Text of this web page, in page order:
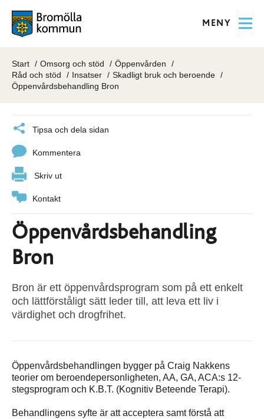
MENY
Start Omsorg och stöd
Öppenvården
Råd och stöd
Insatser
Skadligt bruk och beroende
Öppenvårdsbehandling Bron
Tipsa och dela sidan
Kommentera
Skriv ut
Kontakt
Öppenvårdsbehandling
Bron
Bron är ett öppenvårdsprogram som på ett enkelt
och lättförståligt sätt leder till, att leva ett liv i
värdighet och drogfrihet.
Öppenvårdsbehandlingen bygger på Craig Nakkens
teorier om beroendepersonligheten, AA, GA, ACA:s 12-
stegsprogram och K.B.T. (Kognitiv Beteende Terapi).
Behandlingens syfte är att acceptera samt förstå att